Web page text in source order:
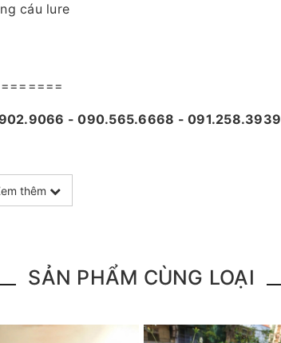
cáu lure
- 090.565.6668 - 091.258.3939
đặt mua của khách hàng
phục vụ khách hàng tốt nhất
thêm
SẢN PHẨM CÙNG LOẠI